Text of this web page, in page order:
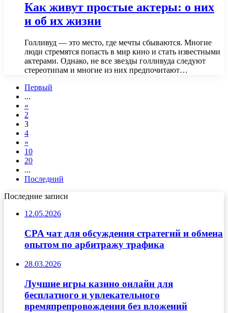
Как живут простые актеры: о них
и об их жизни
Голливуд — это место, где мечты сбываются. Многие
люди стремятся попасть в мир кино и стать известными
актерами. Однако, не все звезды голливуда следуют
стереотипам и многие из них предпочитают…
Первый
...
«
2
3
4
»
10
20
...
Последний
Последние записи
12.05.2026
CPA чат для обсуждения стратегий и обмена
опытом по арбитражу трафика
28.03.2026
Лучшие игры казино онлайн для
бесплатного и увлекательного
времяпрепровождения без вложений